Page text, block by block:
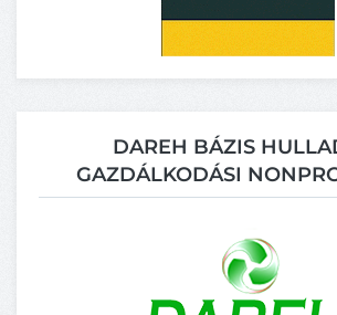
DAREH BÁZIS
GAZDÁLKODÁSI